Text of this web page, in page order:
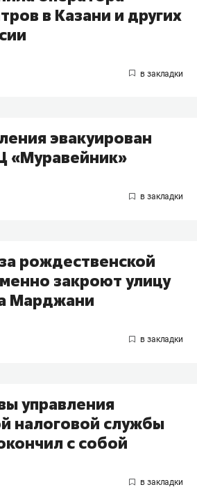
в Казани и других
эвакуирован
«Муравейник»
рождественской
закроют улицу
Марджани
управления
налоговой службы
с собой